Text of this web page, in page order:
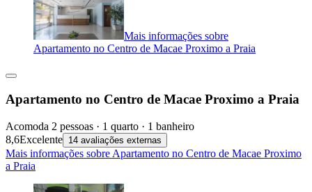
Mais informações sobre
Apartamento no Centro de Macae Proximo a Praia
Apartamento no Centro de Macae Proximo a Praia
Acomoda 2 pessoas · 1 quarto · 1 banheiro
8,6Excelente 14 avaliações externas
Mais informações sobre Apartamento no Centro de Macae Proximo
a Praia